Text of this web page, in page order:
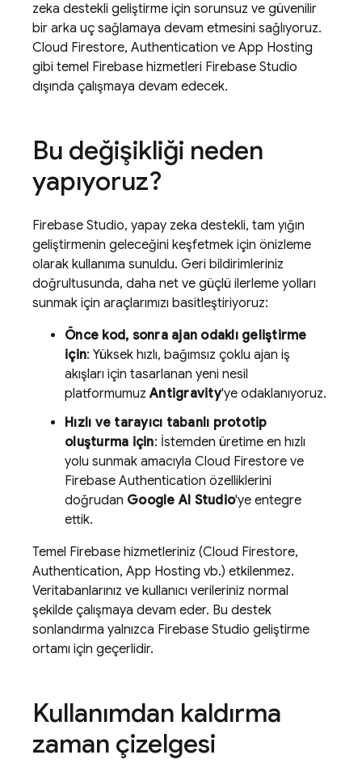
zeka destekli geliştirme için sorunsuz ve güvenilir
bir arka uç sağlamaya devam etmesini sağlıyoruz.
Cloud Firestore, Authentication ve App Hosting
gibi temel Firebase hizmetleri Firebase Studio
dışında çalışmaya devam edecek.
Bu değişikliği neden
yapıyoruz?
Firebase Studio, yapay zeka destekli, tam yığın
geliştirmenin geleceğini keşfetmek için önizleme
olarak kullanıma sunuldu. Geri bildirimleriniz
doğrultusunda, daha net ve güçlü ilerleme yolları
sunmak için araçlarımızı basitleştiriyoruz:
Önce kod, sonra ajan odaklı geliştirme
için: Yüksek hızlı, bağımsız çoklu ajan iş
akışları için tasarlanan yeni nesil
platformumuzAntigravity'ye odaklanıyoruz.
Hızlı ve tarayıcı tabanlı prototip
oluşturma için: İstemden üretime en hızlı
yolu sunmak amacıyla Cloud Firestore ve
Firebase Authentication özelliklerini
doğrudan Google AI Studio'ye entegre
ettik.
Temel Firebase hizmetleriniz (Cloud Firestore,
Authentication, App Hosting vb.) etkilenmez.
Veritabanlarınız ve kullanıcı verileriniz normal
şekilde çalışmaya devam eder. Bu destek
sonlandırma yalnızca Firebase Studio geliştirme
ortamı için geçerlidir.
Kullanımdan kaldırma
zaman çizelgesi